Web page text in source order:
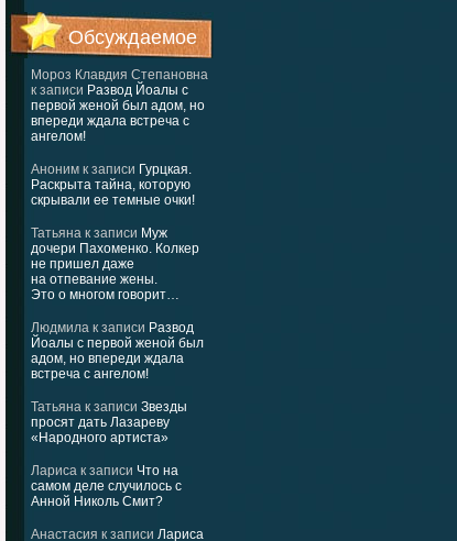
Обсуждаемое
Мороз Клавдия Степановна
к записи Развод Йоалы с
первой женой был адом, но
впереди ждала встреча с
ангелом!
Аноним к записи Гурцкая.
Раскрыта тайна, которую
скрывали ее темные очки!
Татьяна к записи Муж
дочери Пахоменко. Колкер
не пришел даже
на отпевание жены.
Это о многом говорит…
Людмила к записи Развод
Йоалы с первой женой был
адом, но впереди ждала
встреча с ангелом!
Татьяна к записи Звезды
просят дать Лазареву
«Народного артиста»
Лариса к записи Что на
самом деле случилось с
Анной Николь Смит?
Анастасия к записи Лариса